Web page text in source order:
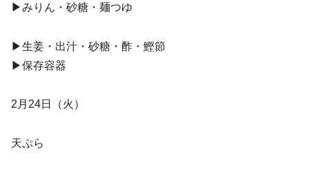
▶︎みりん・砂糖・麺つゆ
▶︎生姜・出汁・砂糖・酢・鰹節
▶︎保存容器
2月24日（火）
天ぷら